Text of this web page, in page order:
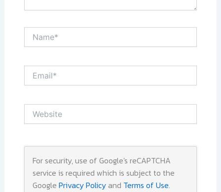
Name*
Email*
Website
For security, use of Google's reCAPTCHA
service is required which is subject to the
Google Privacy Policyand Terms of Use.